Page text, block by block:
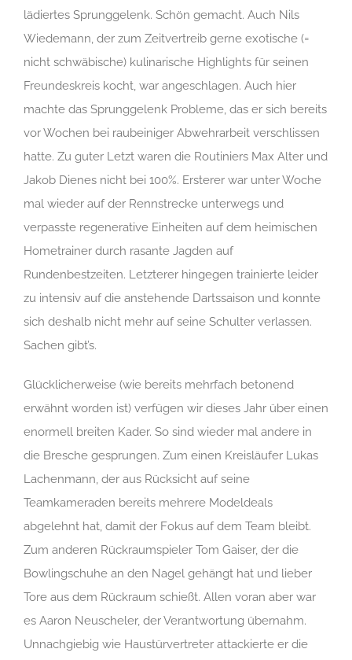
lädiertes Sprunggelenk. Schön gemacht. Auch Nils
Wiedemann, der zum Zeitvertreib gerne exotische (=
nicht schwäbische) kulinarische Highlights für seinen
Freundeskreis kocht, war angeschlagen. Auch hier
machte das Sprunggelenk Probleme, das er sich bereits
vor Wochen bei raubeiniger Abwehrarbeit verschlissen
hatte. Zu guter Letzt waren die Routiniers Max Alter und
Jakob Dienes nicht bei 100%. Ersterer war unter Woche
mal wieder auf der Rennstrecke unterwegs und
verpasste regenerative Einheiten auf dem heimischen
Hometrainer durch rasante Jagden auf
Rundenbestzeiten. Letzterer hingegen trainierte leider
zu intensiv auf die anstehende Dartssaison und konnte
sich deshalb nicht mehr auf seine Schulter verlassen.
Sachen gibt’s.
Glücklicherweise (wie bereits mehrfach betonend
erwähnt worden ist) verfügen wir dieses Jahr über einen
enormell breiten Kader. So sind wieder mal andere in
die Bresche gesprungen. Zum einen Kreisläufer Lukas
Lachenmann, der aus Rücksicht auf seine
Teamkameraden bereits mehrere Modeldeals
abgelehnt hat, damit der Fokus auf dem Team bleibt.
Zum anderen Rückraumspieler Tom Gaiser, der die
Bowlingschuhe an den Nagel gehängt hat und lieber
Tore aus dem Rückraum schießt. Allen voran aber war
es Aaron Neuscheler, der Verantwortung übernahm.
Unnachgiebig wie Haustürvertreter attackierte er die